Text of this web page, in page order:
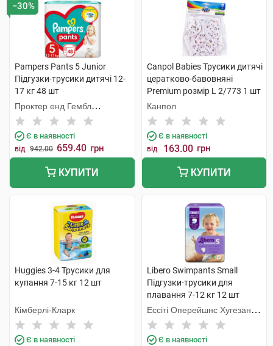
−30%
Pampers Pants 5 Junior
Підгузки-трусики дитячі 12-
17 кг 48 шт
Проктер енд Гембл
Мануфекчурінг
Є в наявності
від 942.00 659.40 грн
КУПИТИ
Canpol Babies Трусики дитячі
цератково-бавовняні
Premium розмір L 2/773 1 шт
Канпол
Є в наявності
від 163.00 грн
КУПИТИ
Huggies 3-4 Трусики для
купання 7-15 кг 12 шт
Кімберлі-Кларк
Є в наявності
Libero Swimpants Small
Підгузки-трусики для
плавання 7-12 кг 12 шт
Ессіті Оперейшнс Хугезанд
Б.В.
Є в наявності